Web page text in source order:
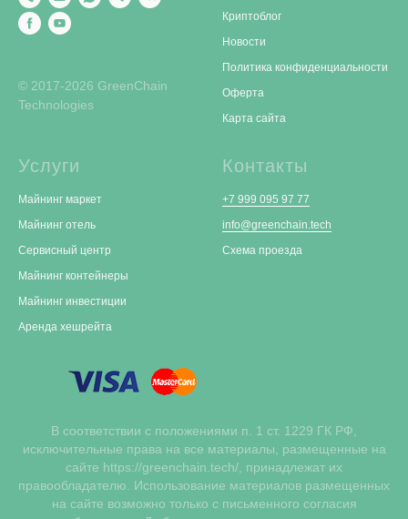
© 2017-2026 GreenChain
Technologies
Криптоблог
Новости
Политика конфиденциальности
Оферта
Карта сайта
Услуги
Майнинг маркет
Майнинг отель
Сервисный центр
Майнинг контейнеры
Майнинг инвестиции
Аренда хешрейта
Контакты
+7 999 095 97 77
info@greenchain.tech
Схема проезда
В соответствии с положениями п. 1 ст. 1229 ГК РФ,
исключительные права на все материалы, размещенные на
сайте https://greenchain.tech/, принадлежат их
правообладателю. Использование материалов размещенных
на сайте возможно только с письменного согласия